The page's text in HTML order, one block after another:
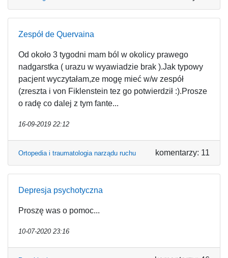
Zespół de Quervaina
Od około 3 tygodni mam ból w okolicy prawego
nadgarstka ( urazu w wyawiadzie brak ).Jak typowy
pacjent wyczytałam,ze mogę mieć w/w zespół
(zreszta i von Fiklenstein tez go potwierdził :).Prosze
o radę co dalej z tym fante...
16-09-2019 22:12
Ortopedia i traumatologia narządu ruchu komentarzy: 11
Depresja psychotyczna
Proszę was o pomoc...
10-07-2020 23:16